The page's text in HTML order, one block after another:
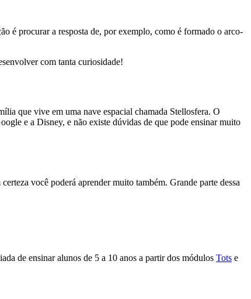
é procurar a resposta de, por exemplo, como é formado o arco-
com tanta curiosidade!
que vive em uma nave espacial chamada Stellosfera. O
e a Disney, e não existe dúvidas de que pode ensinar muito
você poderá aprender muito também. Grande parte dessa
de ensinar alunos de 5 a 10 anos a partir dos módulos Tots e